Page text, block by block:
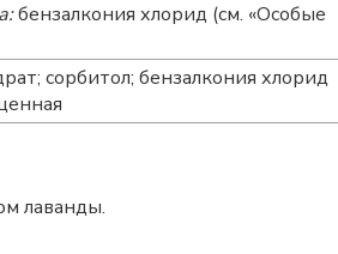
бензалкония хлорид (см. «Особые
сорбитол; бензалкония хлорид
лаванды.